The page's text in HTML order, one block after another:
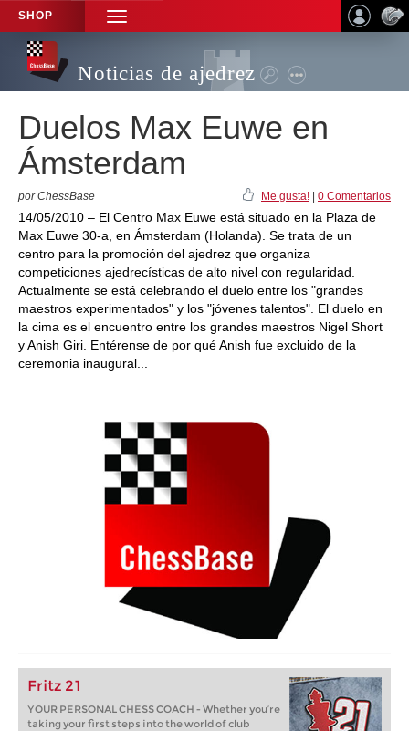
SHOP
TOGGLE
NAVIGATION
Noticias de ajedrez
Duelos Max Euwe en
Ámsterdam
por ChessBase Me gusta! 0 Comentarios
14/05/2010 – El Centro Max Euwe está situado en la Plaza de
Max Euwe 30-a, en Ámsterdam (Holanda). Se trata de un
centro para la promoción del ajedrez que organiza
competiciones ajedrecísticas de alto nivel con regularidad.
Actualmente se está celebrando el duelo entre los "grandes
maestros experimentados" y los "jóvenes talentos". El duelo en
la cima es el encuentro entre los grandes maestros Nigel Short
y Anish Giri. Entérense de por qué Anish fue excluido de la
ceremonia inaugural...
Fritz 21
YOUR PERSONAL CHESS COACH - Whether you’re
taking your first steps into the world of club